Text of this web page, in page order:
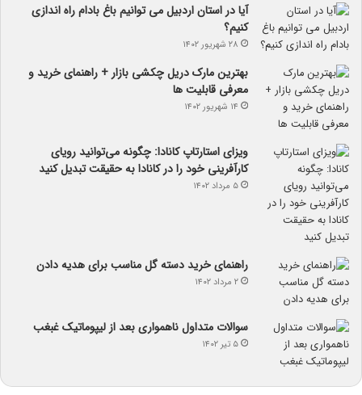
آیا در استان اردبیل می توانیم باغ بادام راه اندازی
کنیم؟
۲۸ شهریور ۱۴۰۲
بهترین مارک دریل چکشی بازار + راهنمای خرید و
معرفی قابلیت ها
۱۴ شهریور ۱۴۰۲
ویزای استارتاپ کانادا: چگونه می‌توانید رویای
کارآفرینی خود را در کانادا به حقیقت تبدیل کنید
۵ مرداد ۱۴۰۲
راهنمای خرید دسته گل مناسب برای هدیه دادن
۲ مرداد ۱۴۰۲
سوالات متداول ناهمواری بعد از لیپوماتیک غبغب
۵ تیر ۱۴۰۲